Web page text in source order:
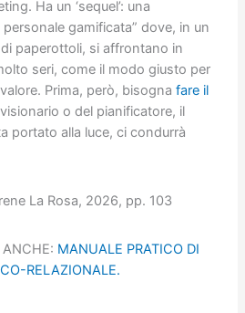
Ha un ‘sequel’: una
gamificata” dove, in un
paperottoli, si affrontano in
seri, come il modo giusto per
Prima, però, bisognafare il
o del pianificatore, il
portato alla luce, ci condurrà
La Rosa, 2026, pp. 103
ANCHE: MANUALE PRATICO DI
RELAZIONALE.